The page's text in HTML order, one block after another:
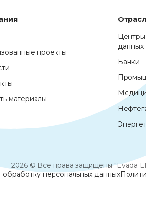
проекты
материалы
данных
Банки
2026 © Все права защищены "Evada
обработку персональных данных